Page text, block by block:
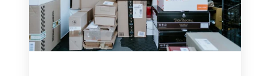
commerce
électronique
de
118%